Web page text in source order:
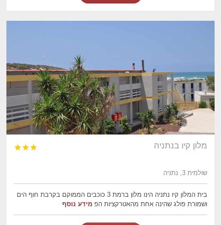
מלון קיו בנתניה 


שולמית 3, נתניה
בית המלון קיו נתניה הינו מלון ברמת 3 כוכבים הממוקם בקרבת חוף הים
ושמורת פולג שהינה אחת מהאטרקציות הפמידע נוסף